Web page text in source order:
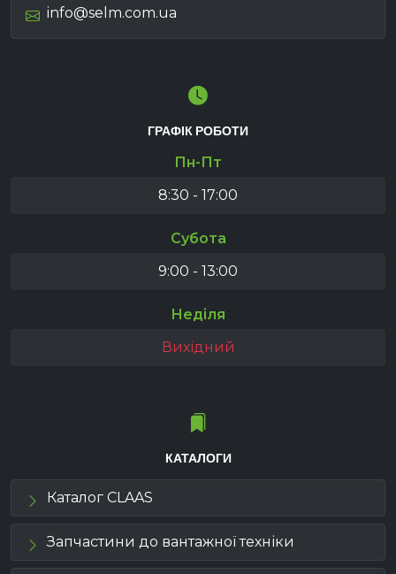
info@selm.com.ua
ГРАФІК РОБОТИ
Пн-Пт
8:30 - 17:00
Субота
9:00 - 13:00
Неділя
Вихідний
КАТАЛОГИ
Каталог CLAAS
Запчастини до вантажної техніки